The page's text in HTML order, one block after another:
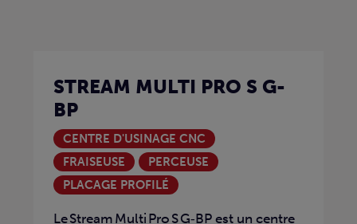
STREAM MULTI PRO S G-
BP
CENTRE D'USINAGE CNC
FRAISEUSE
PERCEUSE
PLACAGE PROFILÉ
Le Stream Multi Pro S G‑BP est un centre